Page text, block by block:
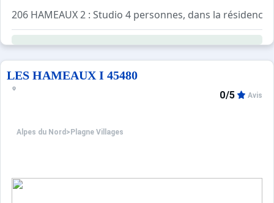
206 HAMEAUX 2 : Studio 4 personnes, dans la
Séjour avec 2 lits gigogne. TV
Salle de bains : Baignoire, lavabo, WC
Kitchenette dans l'entrée : 2 plaques électriques,
LES HAMEAUX I 45480
Alpes du Nord > Plagne Villages
0/5 Avis